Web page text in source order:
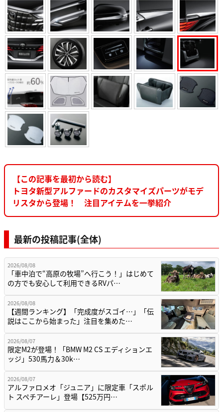
【この記事を最初から読む】
トヨタ新型アルファードのカスタマイズパーツがモデ
リスタから登場！ 注目アイテムを一挙紹介
最新の投稿記事(全体)
2026/08/08
「車中泊で“高原の牧場”へ行こう！」はじめて
の方でも安心して利用できるRVパ…
2026/08/08
【週間ランキング】「完成度がスゴイ…」「伝
説はここから始まった」注目を集めた…
2026/08/07
限定M2が登場！「BMW M2 CS エディションエ
ッジ」530馬力＆30k…
2026/08/07
アルファロメオ「ジュニア」に限定車「スポル
ト スペチアーレ」登場【525万円…